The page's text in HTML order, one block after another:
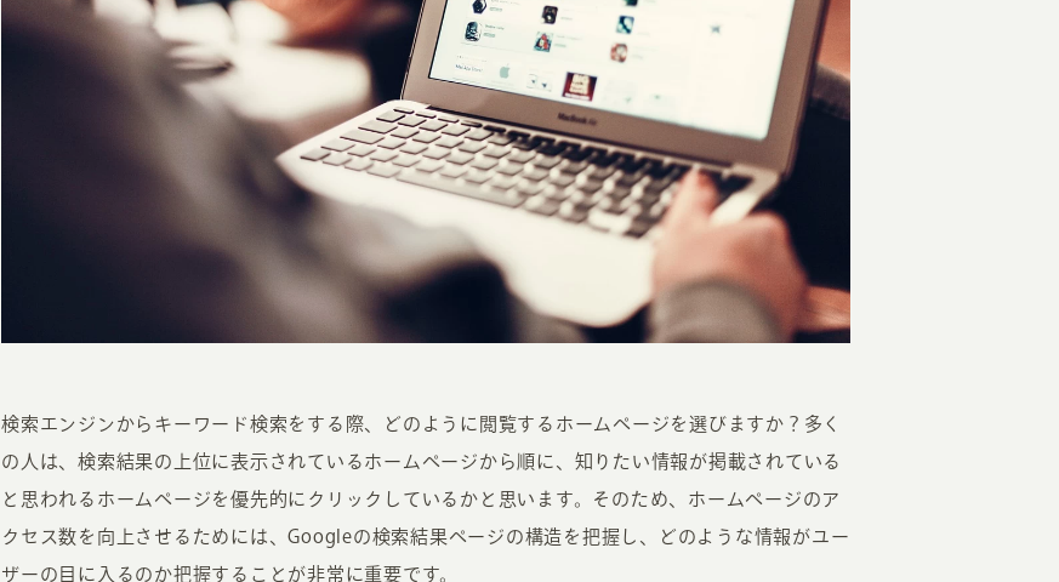
INFORMATION
ホーム
CREATION
オンカのホームページ制作
検索エンジンからキーワード検索をする際、どのように閲覧するホームページを選びますか？多く
の人は、検索結果の上位に表示されているホームページから順に、知りたい情報が掲載されている
と思われるホームページを優先的にクリックしているかと思います。そのため、ホームページのア
クセス数を向上させるためには、Googleの検索結果ページの構造を把握し、どのような情報がユー
ザーの目に入るのか把握することが非常に重要です。